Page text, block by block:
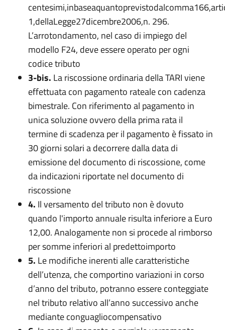
1,dellaLegge27dicembre2006,n. 296.
L’arrotondamento, nel caso di impiego del
modello F24, deve essere operato per ogni
codice tributo
3-bis. La riscossione ordinaria della TARI viene
effettuata con pagamento rateale con cadenza
bimestrale. Con riferimento al pagamento in
unica soluzione ovvero della prima rata il
termine di scadenza per il pagamento è fissato in
30 giorni solari a decorrere dalla data di
emissione del documento di riscossione, come
da indicazioni riportate nel documento di
riscossione
4. Il versamento del tributo non è dovuto
quando l'importo annuale risulta inferiore a Euro
12,00. Analogamente non si procede al rimborso
per somme inferiori al predettoimporto
5. Le modifiche inerenti alle caratteristiche
dell’utenza, che comportino variazioni in corso
d’anno del tributo, potranno essere conteggiate
nel tributo relativo all’anno successivo anche
mediante conguagliocompensativo